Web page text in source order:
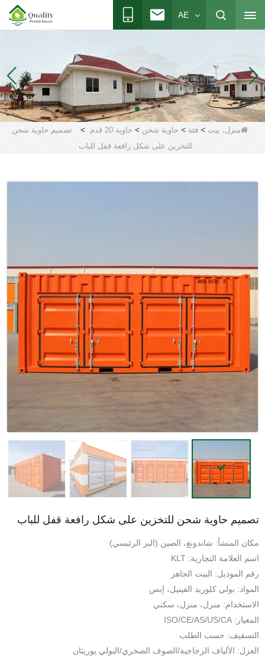
AE
منزل، بيت >فئة > حاوية شحن > حاوية 20 قدم >
تصميم حاوية شحن
للتخزين على شكل رافعة قفل للباب
تصميم حاوية شحن للتخزين على شكل رافعة قفل للباب
مكان المنشأ: شاندونغ، الصين (البر الرئيسي)
اسم العلامة التجارية: KLT
رقم الموديل: البيت الجاهز
المواد: بولي كلوريد الفينيل، إبس
الاستخدام: منزل، منزل، سكني
المعيار: ISO/CE/AS/US/CA
التسقيف: حسب الطلب
العزل: الألياف الزجاجية/الصوف الصخري/البولي يوريثان